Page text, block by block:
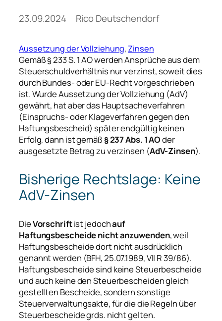
23.09.2024 Rico Deutschendorf
Aussetzung der Vollziehung, Zinsen
Gemäß § 233 S. 1 AO werden Ansprüche aus dem
Steuerschuldverhältnis nur verzinst, soweit dies
durch Bundes- oder EU-Recht vorgeschrieben
ist. Wurde Aussetzung der Vollziehung (AdV)
gewährt, hat aber das Hauptsacheverfahren
(Einspruchs- oder Klageverfahren gegen den
Haftungsbescheid) später endgültig keinen
Erfolg, dann ist gemäß§ 237 Abs. 1 AOder
ausgesetzte Betrag zu verzinsen (AdV-Zinsen).
Bisherige Rechtslage: Keine
AdV-Zinsen
DieVorschriftist jedochauf
Haftungsbescheide nicht anzuwenden, weil
Haftungsbescheide dort nicht ausdrücklich
genannt werden (BFH, 25.07.1989, VII R 39/86).
Haftungsbescheide sind keine Steuerbescheide
und auch keine den Steuerbescheiden gleich
gestellten Bescheide, sondern sonstige
Steuerverwaltungsakte, für die die Regeln über
Steuerbescheide grds. nicht gelten.